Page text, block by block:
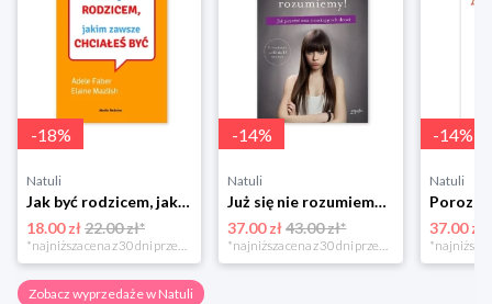
-18%
Natuli
Jak być rodzicem, jakim zawsze chciałeś być Media rodzina
18.00 zł22.00 zł*
*najniższa cena z 30 dni przed obniżką
-14%
Natuli
Już się nie rozumiemy! Jak przeżyć czas trzaskających drzwi Esprit
37.00 zł 43.00 zł*
*najniższa cena z 30 dni przed obniżką
-14%
Natuli
37.00 zł
Zobacz wyprzedaże w Natuli